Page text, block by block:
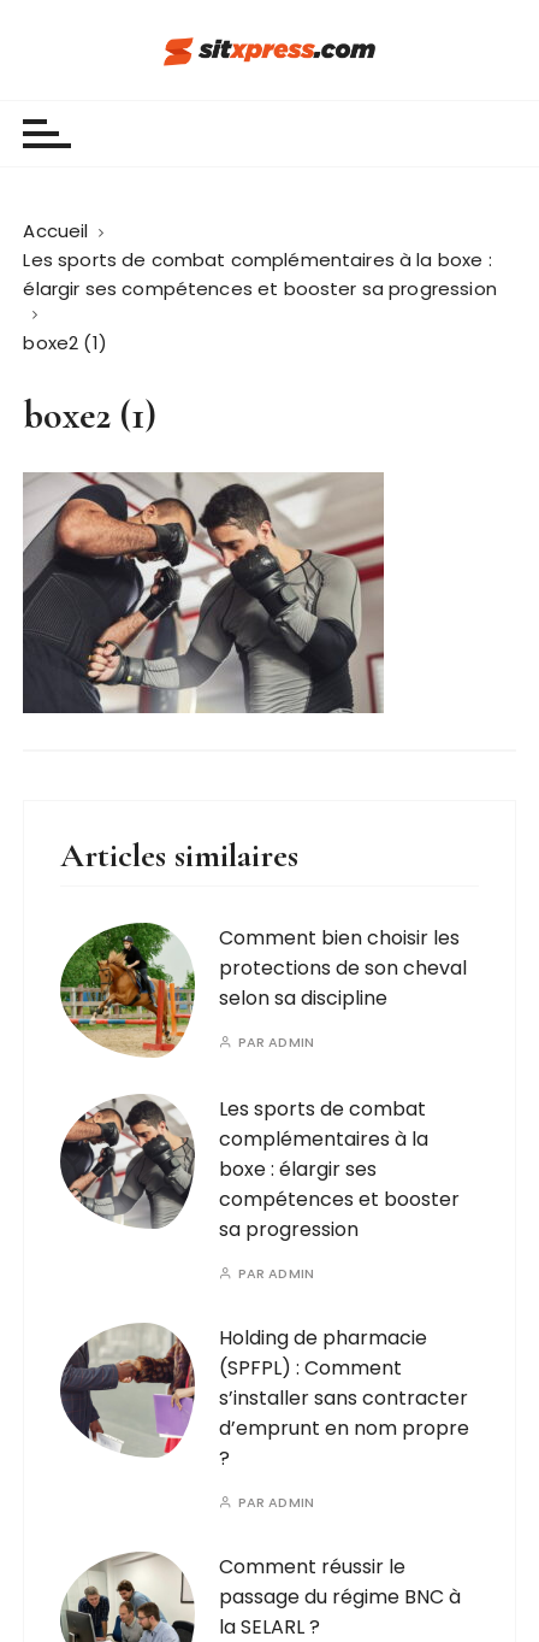
Accueil
Les sports de combat complémentaires à la boxe :
élargir ses compétences et booster sa progression
boxe2 (1)
boxe2 (1)
Articles similaires
Comment bien choisir les
protections de son cheval
selon sa discipline
PARADMIN
Les sports de combat
complémentaires à la
boxe : élargir ses
compétences et booster
sa progression
PARADMIN
Holding de pharmacie
(SPFPL) : Comment
s’installer sans contracter
d’emprunt en nom propre
?
PARADMIN
Comment réussir le
passage du régime BNC à
la SELARL ?